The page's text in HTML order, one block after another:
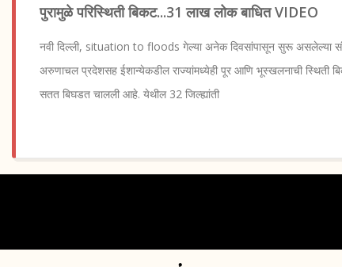
पुरामुळे परिस्थिती बिकट...31 लाख लोक बाधित VIDEO
नवी दिल्ली, situation to floods गेल्या अनेक दिवसांपासून सुरू असलेल्या
अरुणाचल प्रदेशसह ईशान्येकडील राज्यांमध्येही पूर आणि भूस्खलनाची स्थिती
सतत बिघडत चालली आहे. येथील 32 जिल्ह्यांती